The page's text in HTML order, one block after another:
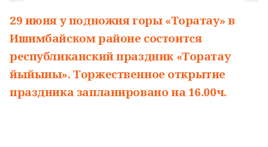
29 июня у подножия горы «Торатау» в
Ишимбайском районе состоится
республиканский праздник «Торатау
йыйыны». Торжественное открытие
праздника запланировано на 16.00ч.